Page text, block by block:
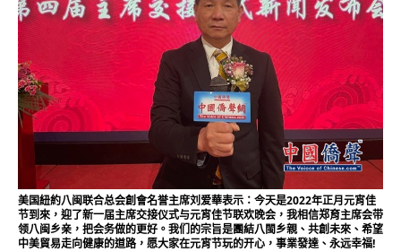
美国紐約八闽联合总会創會名誉主席刘爱華表示：今天是2022年正月元宵佳
节到來，迎了新一届主席交接仪式与元宵佳节联欢晚会，我相信郑育主席会带
领八闽乡亲，把会务做的更好。我们的宗旨是團結八閩乡親、共創未來、希望
中美貿易走向健康的道路，愿大家在元宵节玩的开心，事業發達、永远幸福!